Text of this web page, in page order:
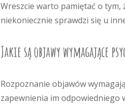
Wreszcie warto pamiętać o tym,
niekoniecznie sprawdzi się u
Jakie są objawy wymagające
Rozpoznanie objawów
zapewnienia im odpowiedniego